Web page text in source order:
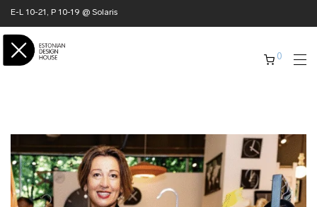
E-L 10-21, P 10-19 @ Solaris
0